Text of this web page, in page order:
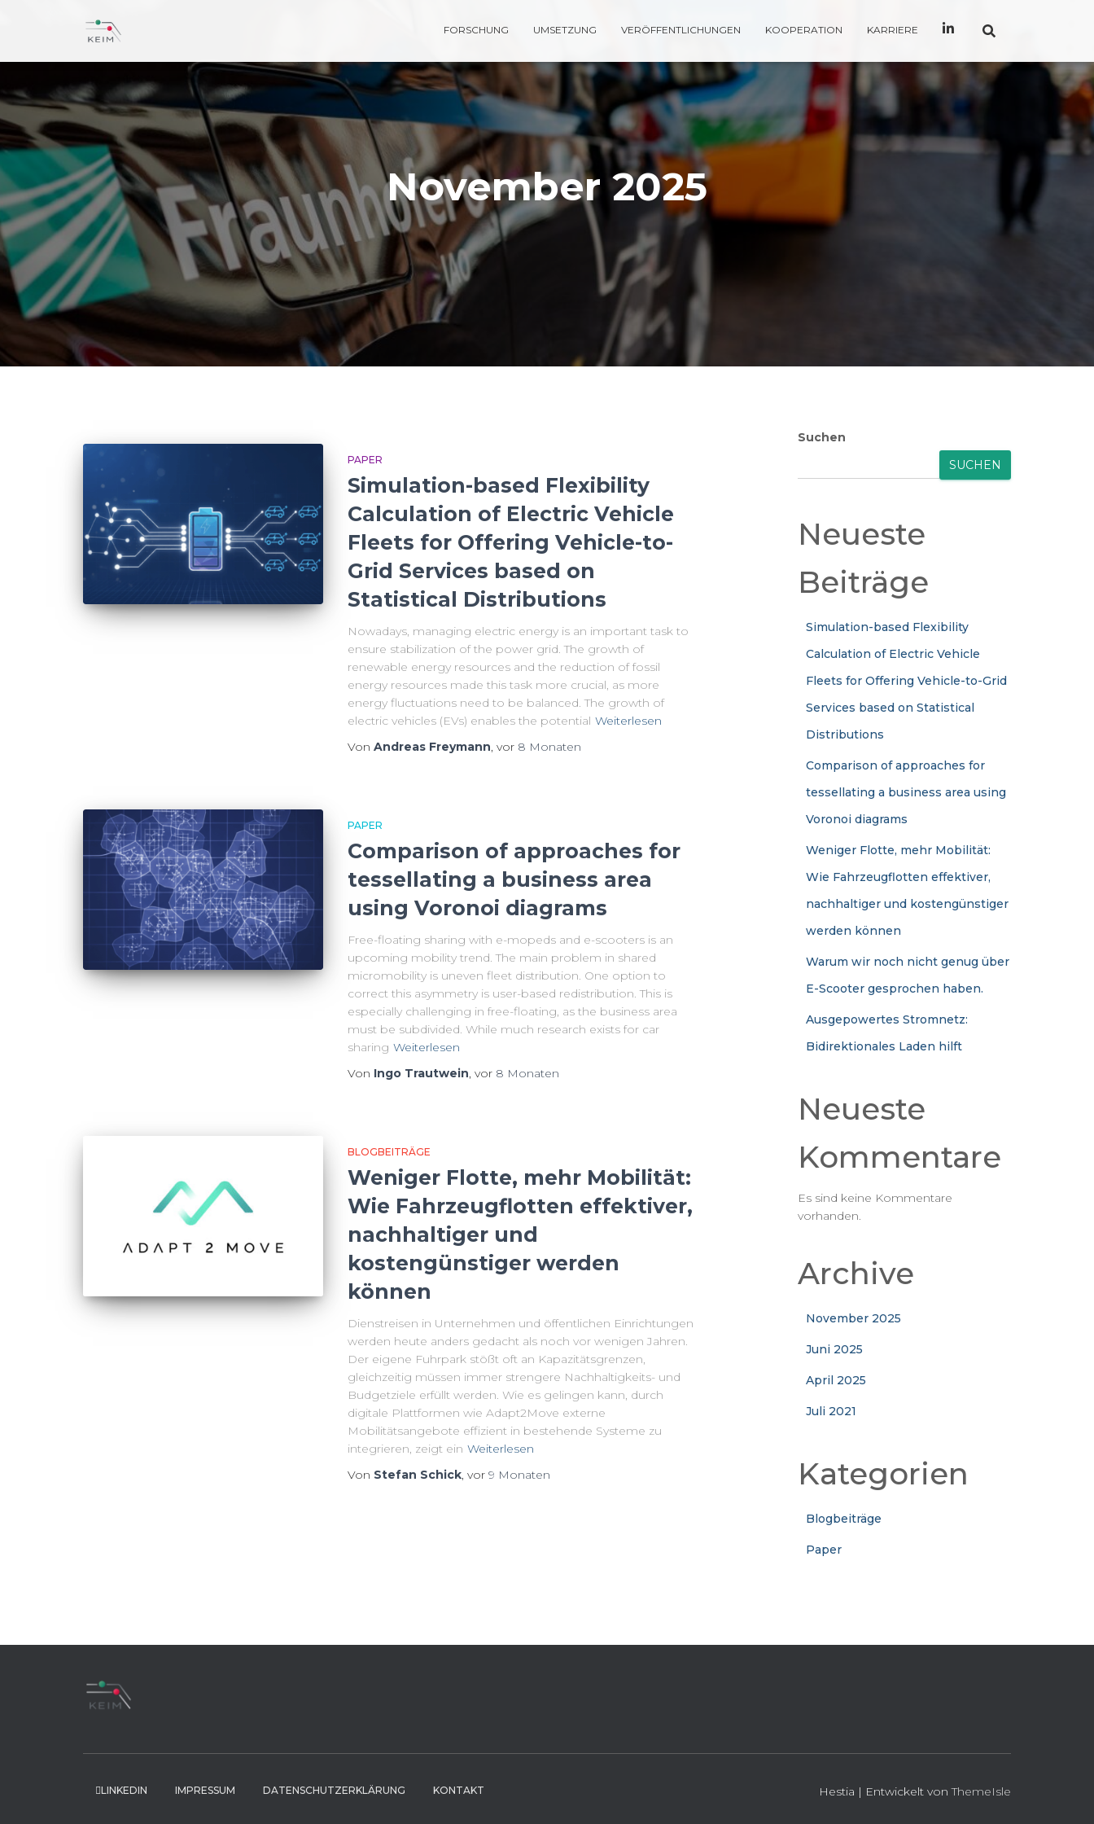
FORSCHUNG UMSETZUNG VERÖFFENTLICHUNGEN KOOPERATION KARRIERE
November 2025
PAPER
Simulation-based Flexibility
Calculation of Electric Vehicle
Fleets for Offering Vehicle-to-
Grid Services based on
Statistical Distributions
Nowadays, managing electric energy is an important task to
ensure stabilization of the power grid. The growth of
renewable energy resources and the reduction of fossil
energy resources made this task more crucial, as more
energy fluctuations need to be balanced. The growth of
electric vehicles (EVs) enables the potential Weiterlesen
Von Andreas Freymann, vor 8 Monaten
PAPER
Comparison of approaches for
tessellating a business area
using Voronoi diagrams
Free-floating sharing with e-mopeds and e-scooters is an
upcoming mobility trend. The main problem in shared
micromobility is uneven fleet distribution. One option to
correct this asymmetry is user-based redistribution. This is
especially challenging in free-floating, as the business area
must be subdivided. While much research exists for car
sharing Weiterlesen
Von Ingo Trautwein, vor 8 Monaten
BLOGBEITRÄGE
Weniger Flotte, mehr Mobilität:
Wie Fahrzeugflotten effektiver,
nachhaltiger und
kostengünstiger werden
können
Dienstreisen in Unternehmen und öffentlichen Einrichtungen
werden heute anders gedacht als noch vor wenigen Jahren.
Der eigene Fuhrpark stößt oft an Kapazitätsgrenzen,
gleichzeitig müssen immer strengere Nachhaltigkeits- und
Budgetziele erfüllt werden. Wie es gelingen kann, durch
digitale Plattformen wie Adapt2Move externe
Mobilitätsangebote effizient in bestehende Systeme zu
integrieren, zeigt ein Weiterlesen
Von Stefan Schick, vor 9 Monaten
Suchen
SUCHEN
Neueste
Beiträge
Simulation-based Flexibility
Calculation of Electric Vehicle
Fleets for Offering Vehicle-to-Grid
Services based on Statistical
Distributions
Comparison of approaches for
tessellating a business area using
Voronoi diagrams
Weniger Flotte, mehr Mobilität:
Wie Fahrzeugflotten effektiver,
nachhaltiger und kostengünstiger
werden können
Warum wir noch nicht genug über
E-Scooter gesprochen haben.
Ausgepowertes Stromnetz:
Bidirektionales Laden hilft
Neueste
Kommentare
Es sind keine Kommentare
vorhanden.
Archive
November 2025
Juni 2025
April 2025
Juli 2021
Kategorien
Blogbeiträge
Paper
LINKEDIN IMPRESSUM DATENSCHUTZERKLÄRUNG KONTAKT Hestia | Entwickelt vonThemeIsle